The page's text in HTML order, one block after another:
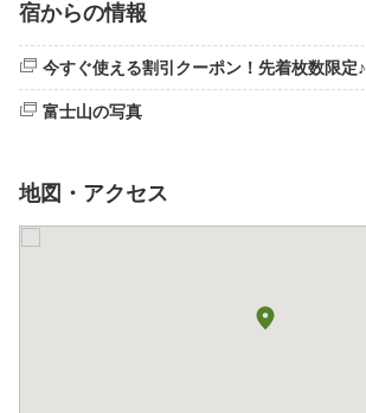
宿からの情報
今すぐ使える割引クーポン！先着枚数限定♪
富士山の写真
地図・アクセス